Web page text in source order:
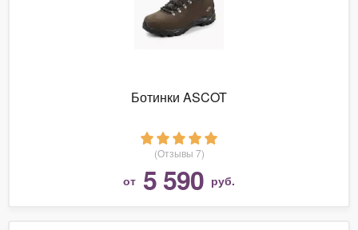
Ботинки ASCOT
(Отзывы 7)
от 5 590 руб.